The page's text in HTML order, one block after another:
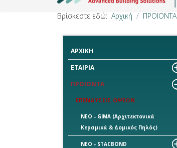
Βρίσκεστε εδώ: Αρχική ΠΡΟΙΟΝΤΑ
ΑΡΧΙΚΗ
ΕΤΑΙΡΙΑ
ΠΡΟΙΟΝΤΑ
ΕΠΕΝΔΥΣΕΙΣ ΟΨΕΩΝ
ΝΕΟ - GIMA (Αρχιτεκτονικά
Κεραμικά & Δομικός Πηλός)
ΝΕΟ - STACBOND